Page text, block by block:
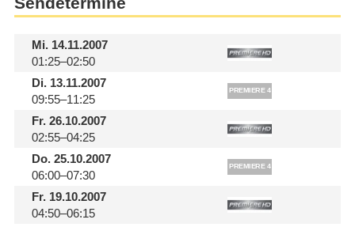
Mi.14.11.2007
01:25–02:50
Di.13.11.2007
09:55–11:25
Fr.26.10.2007
02:55–04:25
Do.25.10.2007
06:00–07:30
Fr.19.10.2007
04:50–06:15